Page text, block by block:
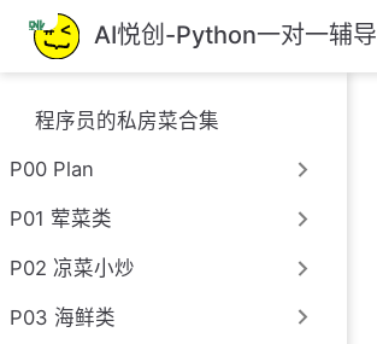
跳
至
主
要
內
AI悦创-Python一对一辅导
程序员的私房菜合集
P00 Plan
P01 荤菜类
P02 凉菜小炒
P03 海鲜类